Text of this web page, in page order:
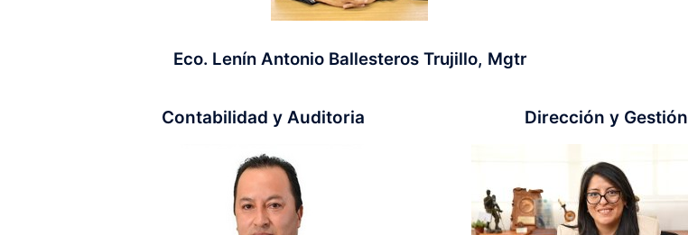
Eco. Lenín Antonio Ballesteros Trujillo, Mgtr
Contabilidad y Auditoria Dirección y Gestión​